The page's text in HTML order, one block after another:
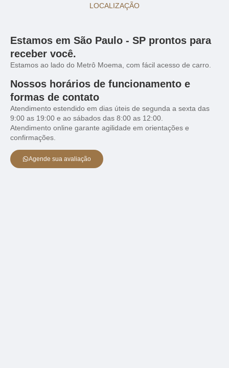
LOCALIZAÇÃO
Estamos em São Paulo - SP prontos para
receber você.
Estamos ao lado do Metrô Moema, com fácil acesso de carro.
Nossos horários de funcionamento e
formas de contato
Atendimento estendido em dias úteis de segunda a sexta das
9:00 as 19:00 e ao sábados das 8:00 as 12:00.
Atendimento online garante agilidade em orientações e
confirmações.
Agende sua avaliação